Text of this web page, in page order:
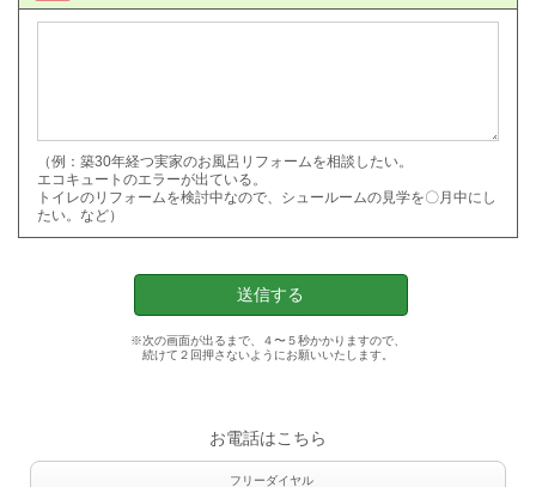
（例：築30年経つ実家のお風呂リフォームを相談したい。
エコキュートのエラーが出ている。
トイレのリフォームを検討中なので、シュールームの見学を〇月中にし
たい。など）
※次の画面が出るまで、４〜５秒かかりますので、
続けて２回押さないようにお願いいたします。
お電話はこちら
フリーダイヤル